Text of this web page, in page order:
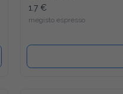
1.7 €
megisto espresso